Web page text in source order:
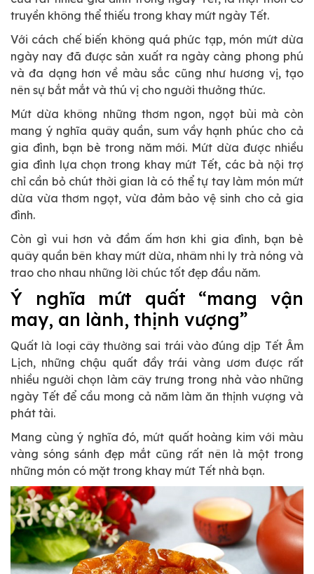
truyền không thể thiếu trong khay mứt ngày Tết.
Với cách chế biến không quá phức tạp, món mứt dừa
ngày nay đã được sản xuất ra ngày càng phong phú
và đa dạng hơn về màu sắc cũng như hương vị, tạo
nên sự bắt mắt và thú vị cho người thưởng thức.
Mứt dừa không những thơm ngon, ngọt bùi mà còn
mang ý nghĩa quây quần, sum vầy hạnh phúc cho cả
gia đình, bạn bè trong năm mới. Mứt dừa được nhiều
gia đình lựa chọn trong khay mứt Tết, các bà nội trợ
chỉ cần bỏ chút thời gian là có thể tự tay làm món mứt
dừa vừa thơm ngọt, vừa đảm bảo vệ sinh cho cả gia
đình.
Còn gì vui hơn và đầm ấm hơn khi gia đình, bạn bè
quây quần bên khay mứt dừa, nhâm nhi ly trà nóng và
trao cho nhau những lời chúc tốt đẹp đầu năm.
Ý nghĩa mứt quất “mang vận
may, an lành, thịnh vượng”
Quất là loại cây thường sai trái vào đúng dịp Tết Âm
Lịch, những chậu quất đầy trái vàng ươm được rất
nhiều người chọn làm cây trưng trong nhà vào những
ngày Tết để cầu mong cả năm làm ăn thịnh vượng và
phát tài.
Mang cùng ý nghĩa đó, mứt quất hoàng kim với màu
vàng sóng sánh đẹp mắt cũng rất nên là một trong
những món có mặt trong khay mứt Tết nhà bạn.